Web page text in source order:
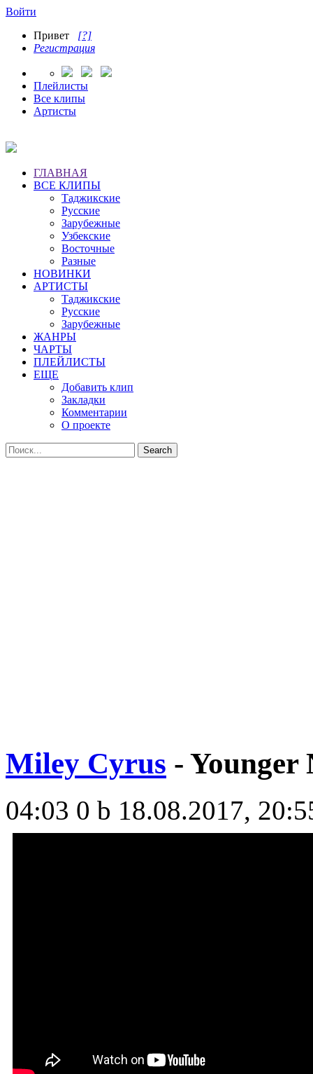
Войти
Привет [?]
Регистрация
Плейлисты
Все клипы
Артисты
ГЛАВНАЯ
ВСЕ КЛИПЫ
Таджикские
Русские
Зарубежные
Узбекские
Восточные
Разные
НОВИНКИ
АРТИСТЫ
Таджикские
Русские
Зарубежные
ЖАНРЫ
ЧАРТЫ
ПЛЕЙЛИСТЫ
ЕЩЕ
Добавить клип
Закладки
Комментарии
О проекте
Miley Cyrus - Younger
04:03 0 b 18.08.2017,